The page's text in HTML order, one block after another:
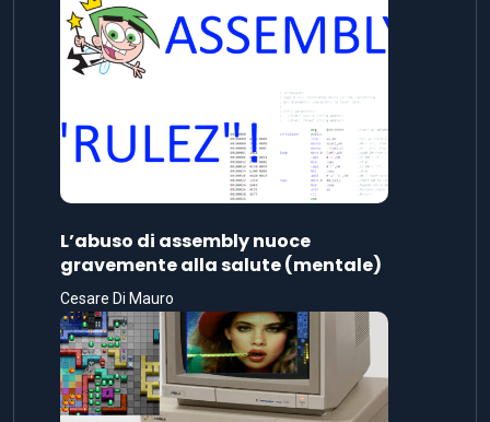
L’abuso di assembly nuoce
gravemente alla salute (mentale)
Cesare Di Mauro